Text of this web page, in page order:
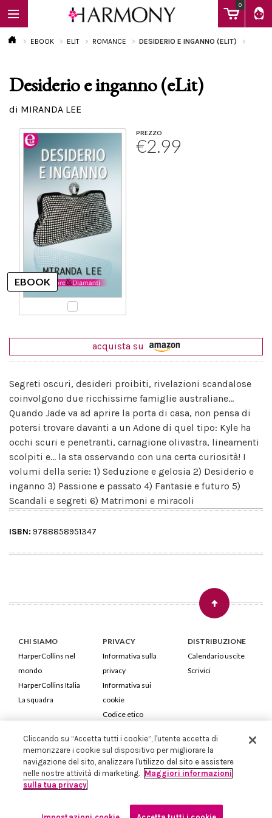
0
EBOOK
Calendario
EBOOK ELIT ROMANCE DESIDERIO E INGANNO (ELIT)
Desiderio e inganno (eLit)
di MIRANDA LEE
PREZZO
€2.99
acquista su
Segreti oscuri, desideri proibiti, rivelazioni scandalose
coinvolgono due ricchissime famiglie australiane...
Quando Jade va ad aprire la porta di casa, non pensa di
potersi trovare davanti a un Adone di quel tipo: Kyle ha
occhi scuri e penetranti, carnagione olivastra, lineamenti
scolpiti e... la sta osservando con una certa curiosità! I
volumi della serie: 1) Seduzione e gelosia 2) Desiderio e
inganno 3) Passione e passato 4) Fantasie e futuro 5)
Scandali e segreti 6) Matrimoni e miracoli
ISBN: 9788858951347
CHI SIAMO
HarperCollins nel
mondo
HarperCollins Italia
La squadra
PRIVACY
Informativa sulla
privacy
Informativa sui
cookie
Codice etico
DISTRIBUZIONE
Calendario uscite
Scrivici
HarperCollins Italia S.p.A. Viale Monte Nero, 84 - 20135 Milano
Cod. Fiscale e P.IVA 05946780151 - Capitale Sociale 258.250 €
Iscritta in Milano al Registro delle imprese nr.198004 e REA nr.1051898
Cliccando su “Accetta tutti i cookie”, l'utente accetta di
memorizzare i cookie sul dispositivo per migliorare la
navigazione del sito, analizzare l'utilizzo del sito e assistere
nelle nostre attività di marketing. Maggiori informazioni
sulla tua privacy